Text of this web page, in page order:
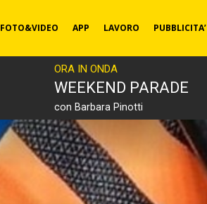
FOTO&VIDEO APP LAVORO PUBBLICITA’
ORA IN ONDA
WEEKEND PARADE
con Barbara Pinotti